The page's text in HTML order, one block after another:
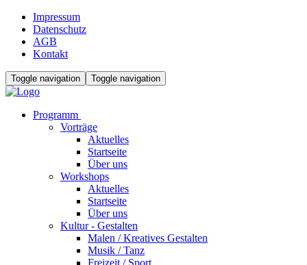
Impressum
Datenschutz
AGB
Kontakt
Toggle navigation Toggle navigation
Programm
Vorträge
Aktuelles
Startseite
Über uns
Workshops
Aktuelles
Startseite
Über uns
Kultur - Gestalten
Malen / Kreatives Gestalten
Musik / Tanz
Freizeit / Sport